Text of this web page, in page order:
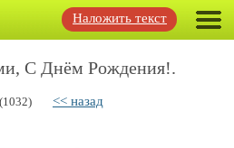
Наложить текст
С Днём Рождения!.
(1032) << назад